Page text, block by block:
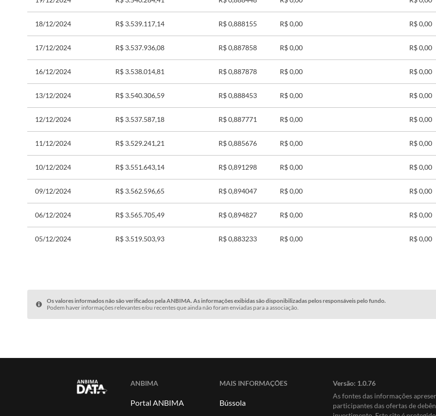
18/12/2024 R$ 3.539.117,14 R$ 0,888155 R$ 0,00 R$ 0,00
17/12/2024 R$ 3.537.936,08 R$ 0,887858 R$ 0,00 R$ 0,00
16/12/2024 R$ 3.538.014,81 R$ 0,887878 R$ 0,00 R$ 0,00
13/12/2024 R$ 3.540.306,59 R$ 0,888453 R$ 0,00 R$ 0,00
12/12/2024 R$ 3.537.587,18 R$ 0,887771 R$ 0,00 R$ 0,00
11/12/2024 R$ 3.529.241,21 R$ 0,885676 R$ 0,00 R$ 0,00
10/12/2024 R$ 3.551.643,14 R$ 0,891298 R$ 0,00 R$ 0,00
09/12/2024 R$ 3.562.596,65 R$ 0,894047 R$ 0,00 R$ 0,00
06/12/2024 R$ 3.565.705,49 R$ 0,894827 R$ 0,00 R$ 0,00
05/12/2024 R$ 3.519.503,93 R$ 0,883233 R$ 0,00 R$ 0,00
Os valores informados não são verificados pela ANBIMA. As informações exibidas são disponibilizadas pelos responsáveis pelo fundo.
Podem haver informações relevantes e/ou recentes que ainda não foram enviadas para a associação.
ANBIMA
Portal ANBIMA
MAIS INFORMAÇÕES
Bússola
Versão: 1.0.76
As fontes das informações
participantes das ofertas de